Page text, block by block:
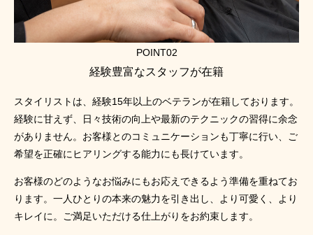
POINT02
経験豊富なスタッフが在籍
スタイリストは、経験15年以上のベテランが在籍しております。
経験に甘えず、日々技術の向上や最新のテクニックの習得に余念
がありません。お客様とのコミュニケーションも丁寧に行い、ご
希望を正確にヒアリングする能力にも長けています。
お客様のどのようなお悩みにもお応えできるよう準備を重ねてお
ります。一人ひとりの本来の魅力を引き出し、より可愛く、より
キレイに。ご満足いただける仕上がりをお約束します。